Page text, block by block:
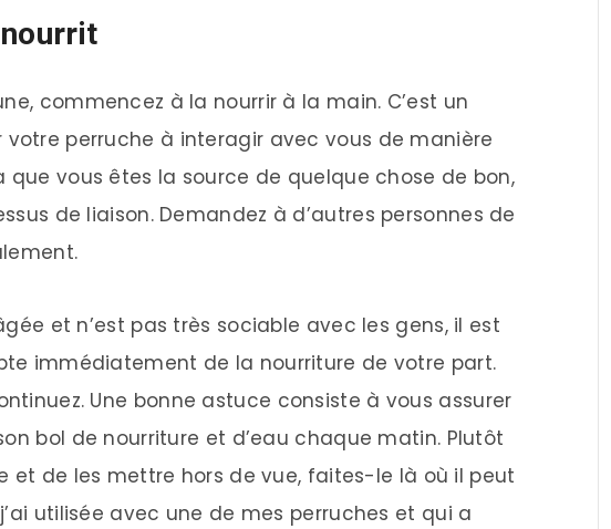
commencez à la nourrir à la main. C’est un
votre perruche à interagir avec vous de manière
que vous êtes la source de quelque chose de bon,
de liaison. Demandez à d’autres personnes de
et n’est pas très sociable avec les gens, il est
immédiatement de la nourriture de votre part.
Une bonne astuce consiste à vous assurer
bol de nourriture et d’eau chaque matin. Plutôt
et de les mettre hors de vue, faites-le là où il peut
utilisée avec une de mes perruches et qui a